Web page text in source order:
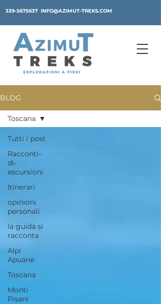
339-5675637 INFO@AZIMUT-TREKS.COM
BLOG
Tutti i post
Racconti-
di-
escursioni
Itinerari
opinioni
personali
la guida si
racconta
Alpi
Apuane
Toscana
Monti
Pisani
Toscana